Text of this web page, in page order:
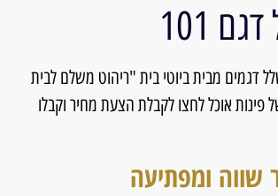
101
דגמים מבית ביוטי בית "ריהוט משלם לבית
פינות אוכל לחצו לקבלת הצעת מחיר וקבלו
שווה ומפתיעה